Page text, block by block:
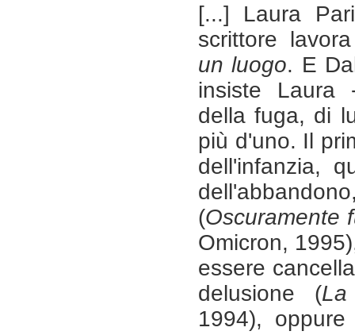
[...] Laura
scrittore
un luogo. E
insiste Laura
della fuga, di
più d'uno. Il
dell'infanzia,
(Oscuramente
Omicron,
essere
delusione (
1994),